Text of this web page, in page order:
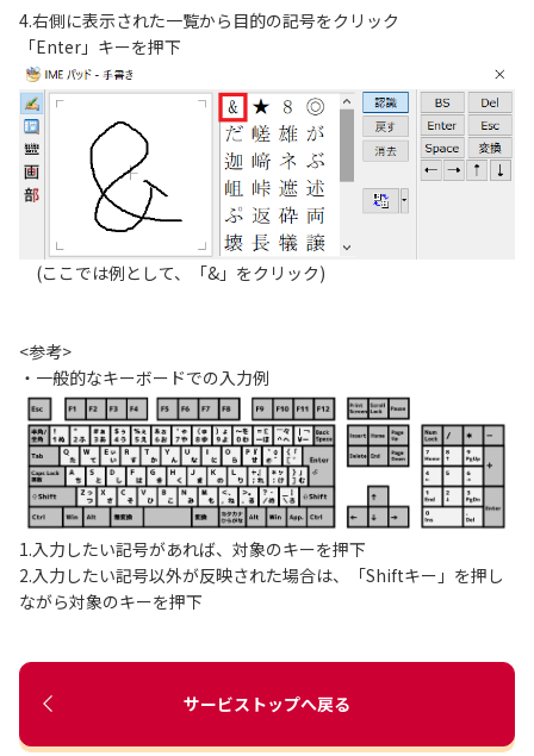
4.右側に表示された一覧から目的の記号をクリック
「Enter」キーを押下
(ここでは例として、「&」をクリック)
<参考>
・一般的なキーボードでの入力例
1.入力したい記号があれば、対象のキーを押下
2.入力したい記号以外が反映された場合は、「Shiftキー」を押し
ながら対象のキーを押下
サービストップへ戻る